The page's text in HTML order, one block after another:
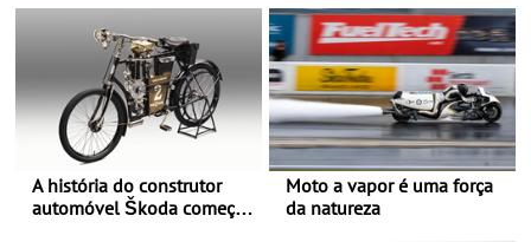
A história do construtor
automóvel Škoda começou
Moto a vapor é uma força
da natureza